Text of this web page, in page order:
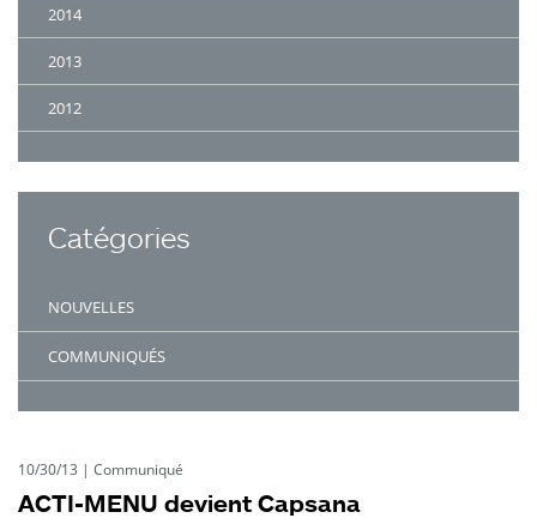
2014
2013
2012
Catégories
NOUVELLES
COMMUNIQUÉS
10/30/13 | Communiqué
ACTI-MENU devient Capsana